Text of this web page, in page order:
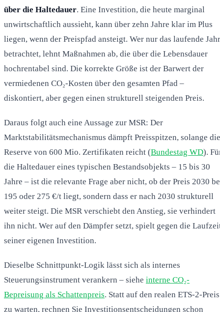
über die Haltedauer. Eine Investition, die heute marginal
unwirtschaftlich aussieht, kann über zehn Jahre klar im Plus
liegen, wenn der Preispfad ansteigt. Wer nur das laufende Jahr
betrachtet, lehnt Maßnahmen ab, die über die Lebensdauer
hochrentabel sind. Die korrekte Größe ist der Barwert der
vermiedenen CO₂-Kosten über den gesamten Pfad –
diskontiert, aber gegen einen strukturell steigenden Preis.
Daraus folgt auch eine Aussage zur MSR: Der
Marktstabilitätsmechanismus dämpft Preisspitzen, solange die
Reserve von 600 Mio. Zertifikaten reicht (Bundestag WD).
die Haltedauer eines typischen Bestandsobjekts – 15 bis 30
Jahre – ist die relevante Frage aber nicht, ob der Preis 2030
195 oder 275 €/t liegt, sondern dass er nach 2030 strukturell
weiter steigt. Die MSR verschiebt den Anstieg, sie verhindert
ihn nicht. Wer auf den Dämpfer setzt, spielt gegen die
seiner eigenen Investition.
Dieselbe Schnittpunkt-Logik lässt sich als internes
Steuerungsinstrument verankern – siehe interne CO₂-
Bepreisung als Schattenpreis. Statt auf den realen ETS-2-Preis
zu warten, rechnen Sie Investitionsentscheidungen schon